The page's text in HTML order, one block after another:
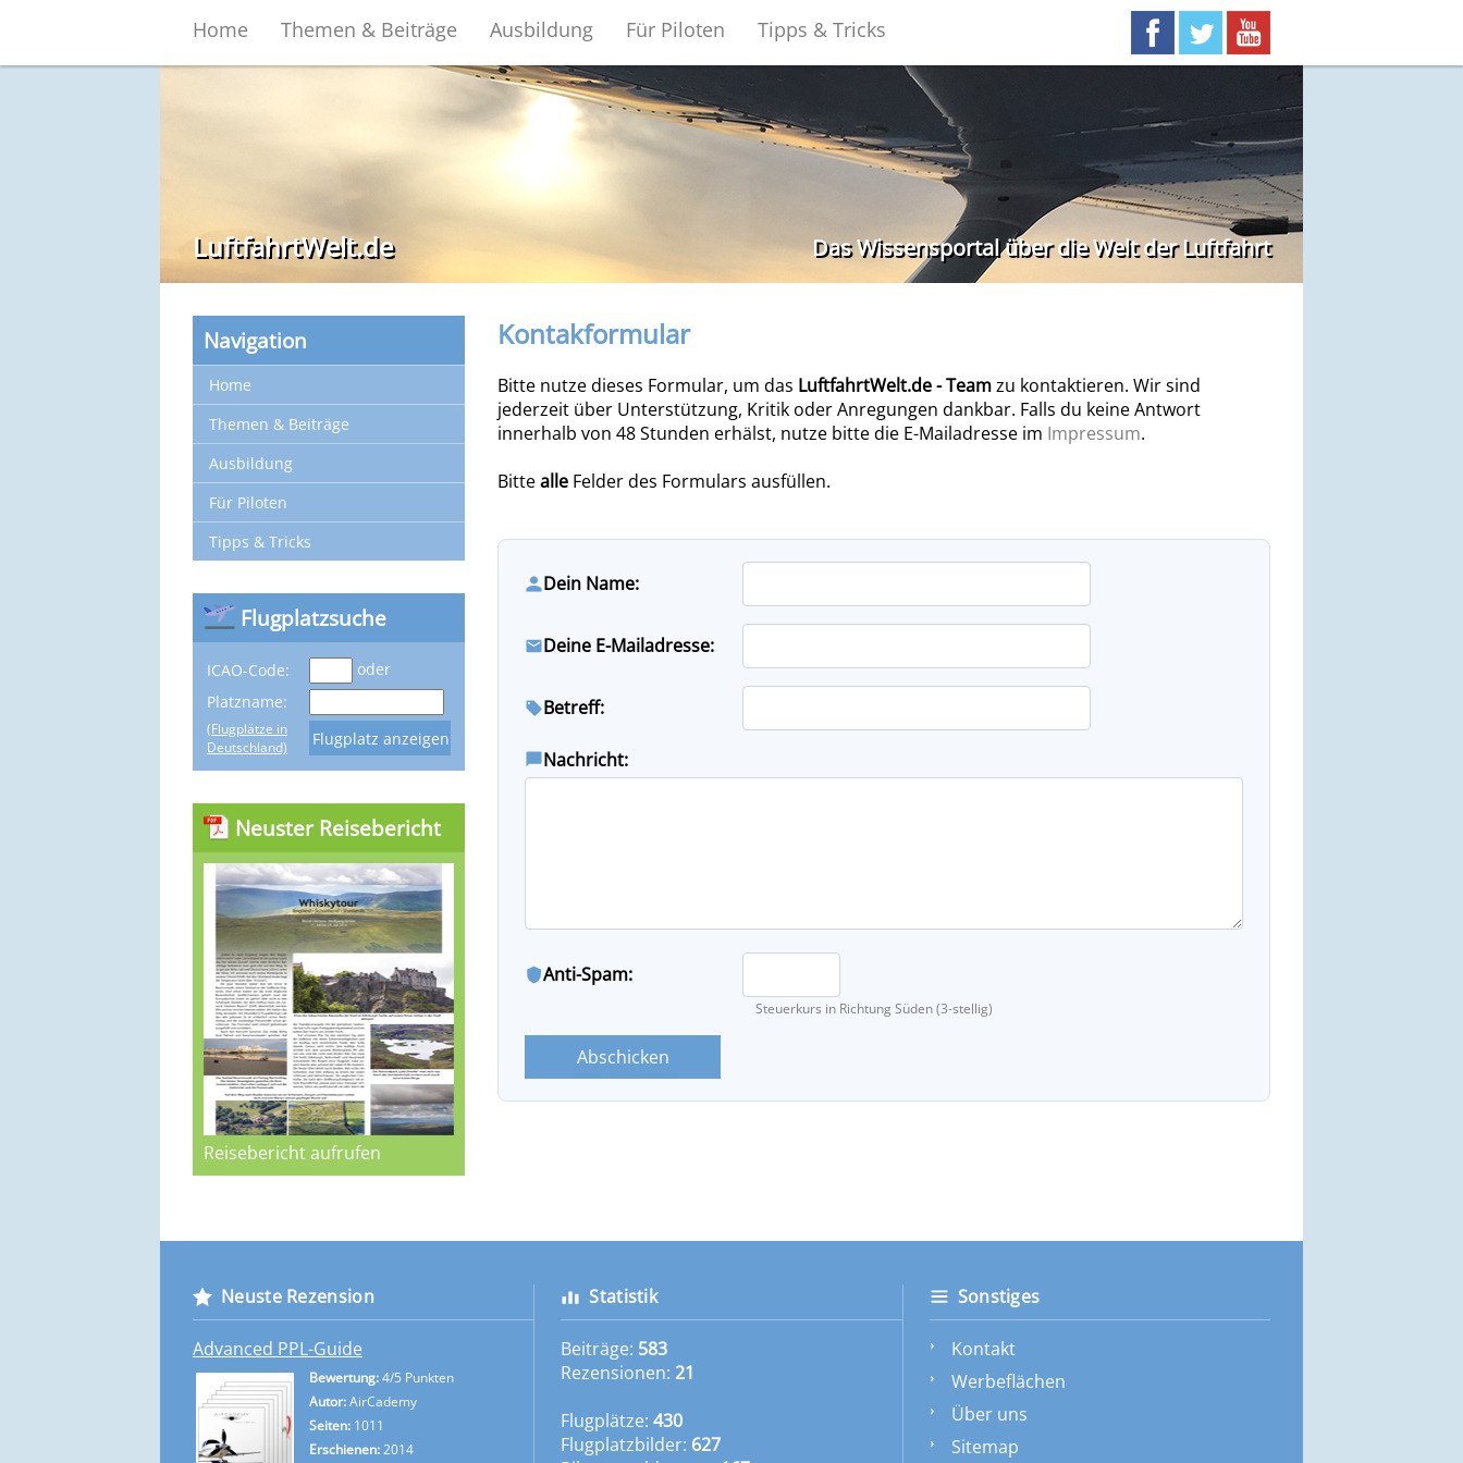
Home Themen & Beiträge Ausbildung Für Piloten Tipps & Tricks
LuftfahrtWelt.de Das Wissensportal über die Welt der Luftfahrt
Navigation
Home
Themen & Beiträge
Ausbildung
Für Piloten
Tipps & Tricks
Flugplatzsuche
ICAO-Code:
oder
Platzname:
(Flugplätze in
Deutschland)
Neuster Reisebericht
Reisebericht aufrufen
Kontakformular
Bitte nutze dieses Formular, um das LuftfahrtWelt.de - Teamzu kontaktieren. Wir sind
jederzeit über Unterstützung, Kritik oder Anregungen dankbar. Falls du keine Antwort
innerhalb von 48 Stunden erhälst, nutze bitte die E-Mailadresse im Impressum.
Bittealle Felder des Formulars ausfüllen.
Dein Name:
Deine E-Mailadresse:
Betreff:
Nachricht:
Anti-Spam:
Steuerkurs in Richtung Süden (3-stellig)
Neuste Rezension
Advanced PPL-Guide
Bewertung:4/5 Punkten
Autor:AirCademy
Seiten: 1011
Erschienen:2014
Statistik
Beiträge: 583
Rezensionen:21
Flugplätze:430
Flugplatzbilder: 627
Sonstiges
Kontakt
Werbeflächen
Über uns
Sitemap